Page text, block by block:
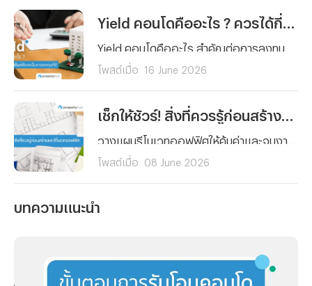
โพสต์เมื่อ 16 June 2026
โพสต์เมื่อ 08 June 2026
บทความแนะนำ